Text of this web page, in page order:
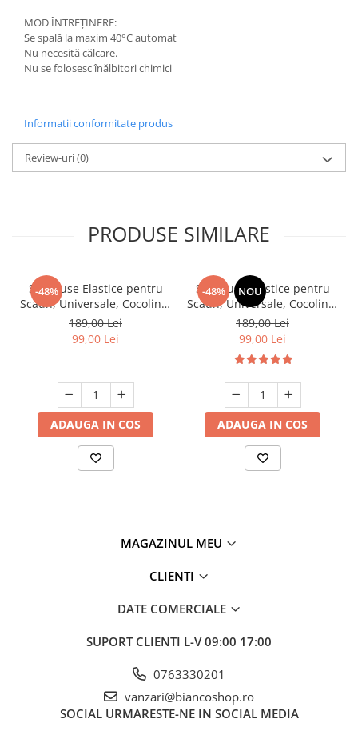
MOD ÎNTREŢINERE:
Se spală la maxim 40°C automat
Nu necesită călcare.
Nu se folosesc înălbitori chimici
Informatii conformitate produs
Review-uri(0)
PRODUSE SIMILARE
-48%
Set, Huse Elastice pentru
Scaun, Universale, Cocolino,
6 buc. Maro
189,00 Lei
99,00 Lei
ADAUGA IN COS
-48% NOU
Set, Huse Elastice pentru
Scaun, Universale, Cocolino,
6 buc, Ciocolatiu
189,00 Lei
99,00 Lei
ADAUGA IN COS
MAGAZINUL MEU
CLIENTI
DATE COMERCIALE
SUPORT CLIENTI L-V 09:00 17:00
0763330201
vanzari@biancoshop.ro
SOCIAL URMARESTE-NE IN SOCIAL MEDIA